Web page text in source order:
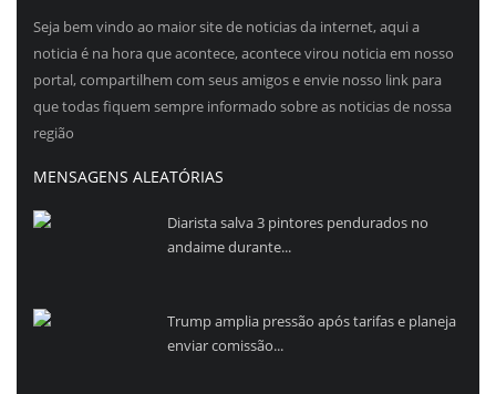
Seja bem vindo ao maior site de noticias da internet, aqui a
noticia é na hora que acontece, acontece virou noticia em nosso
portal, compartilhem com seus amigos e envie nosso link para
que todas fiquem sempre informado sobre as noticias de nossa
região
MENSAGENS ALEATÓRIAS
Diarista salva 3 pintores pendurados no
andaime durante...
Trump amplia pressão após tarifas e planeja
enviar comissão...